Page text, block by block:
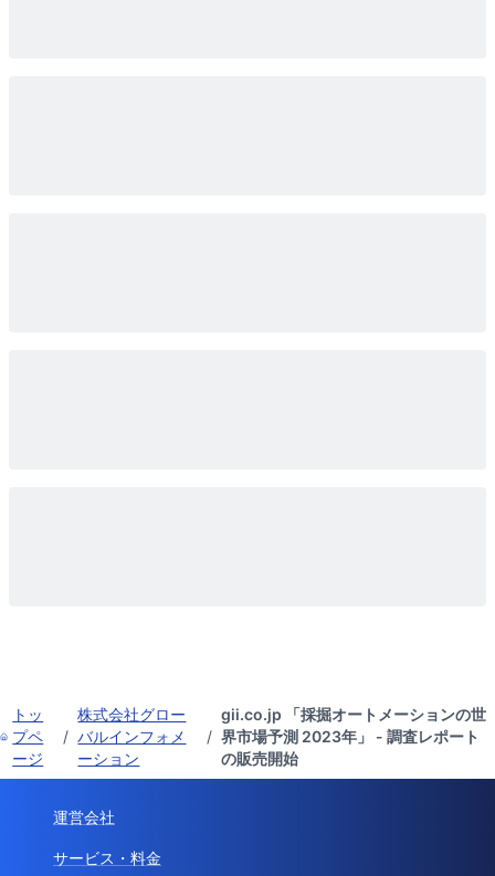
トッ
プペ
ージ
/
株式会社グロー
バルインフォメ
ーション
/
gii.co.jp 「採掘オートメーションの世
界市場予測 2023年」 - 調査レポート
の販売開始
運営会社
サービス・料金